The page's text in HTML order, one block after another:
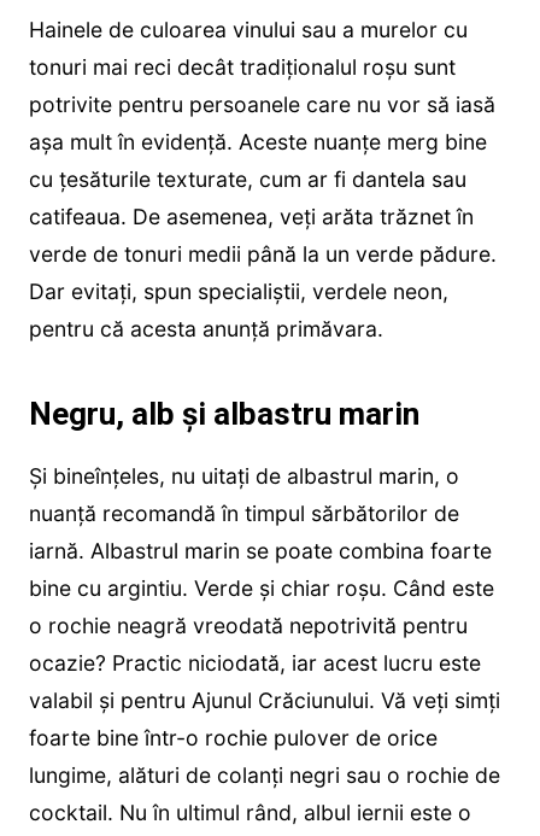
Hainele de culoarea vinului sau a murelor cu
tonuri mai reci decât tradiționalul roșu sunt
potrivite pentru persoanele care nu vor să iasă
așa mult în evidență. Aceste nuanțe merg bine
cu țesăturile texturate, cum ar fi dantela sau
catifeaua. De asemenea, veți arăta trăznet în
verde de tonuri medii până la un verde pădure.
Dar evitați, spun specialiștii, verdele neon,
pentru că acesta anunță primăvara.
Negru, alb și albastru marin
Și bineînțeles, nu uitați de albastrul marin, o
nuanță recomandă în timpul sărbătorilor de
iarnă. Albastrul marin se poate combina foarte
bine cu argintiu. Verde și chiar roșu. Când este
o rochie neagră vreodată nepotrivită pentru
ocazie? Practic niciodată, iar acest lucru este
valabil și pentru Ajunul Crăciunului. Vă veți simți
foarte bine într-o rochie pulover de orice
lungime, alături de colanți negri sau o rochie de
cocktail. Nu în ultimul rând, albul iernii este o